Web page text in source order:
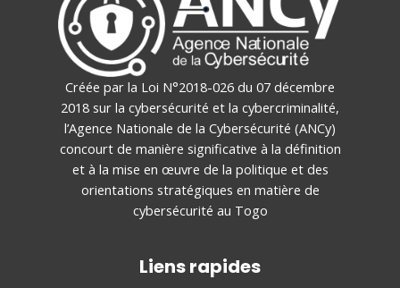
Créée par la Loi N°2018-026 du 07 décembre
2018 sur la cybersécurité et la cybercriminalité,
l’Agence Nationale de la Cybersécurité (ANCy)
concourt de manière significative à la définition
et à la mise en œuvre de la politique et des
orientations stratégiques en matière de
cybersécurité au Togo
Liens rapides